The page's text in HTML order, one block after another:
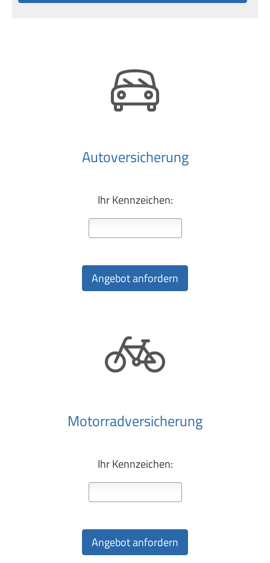
Auto­ver­si­che­rung
Ihr Kenn­zeichen:
Motor­rad­ver­sicherung
Ihr Kenn­zeichen: